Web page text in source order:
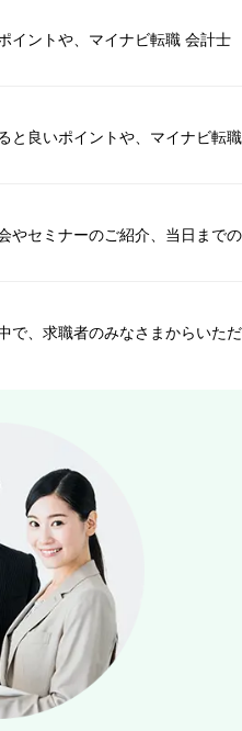
イントや、マイナビ転職 会計士
と良いポイントや、マイナビ転職
やセミナーのご紹介、当日までの
で、求職者のみなさまからいただ